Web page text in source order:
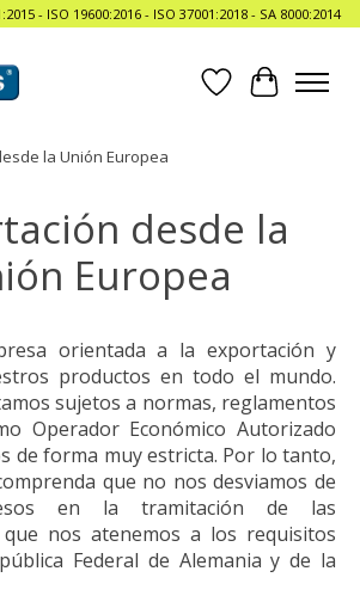
- ISO 19600:2016 - ISO 37001:2018 - SA 8000:2014
Lista de deseos
Cesta
la Unión Europea
desde la
Europea
orientada a la exportación y
productos en todo el mundo.
sujetos a normas, reglamentos
Operador Económico Autorizado
de forma muy estricta. Por lo tanto,
que no nos desviamos de
en la tramitación de las
nos atenemos a los requisitos
Federal de Alemania y de la